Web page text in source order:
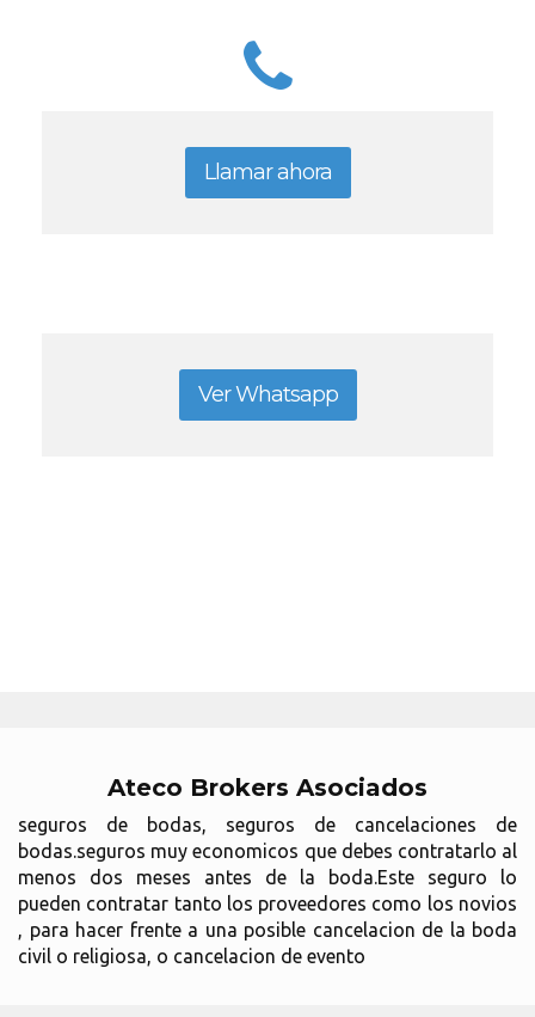
Llamar ahora
Ver Whatsapp
Ateco Brokers Asociados
seguros de bodas, seguros de cancelaciones de
bodas.seguros muy economicos que debes contratarlo al
menos dos meses antes de la boda.Este seguro lo
pueden contratar tanto los proveedores como los novios
, para hacer frente a una posible cancelacion de la boda
civil o religiosa, o cancelacion de evento